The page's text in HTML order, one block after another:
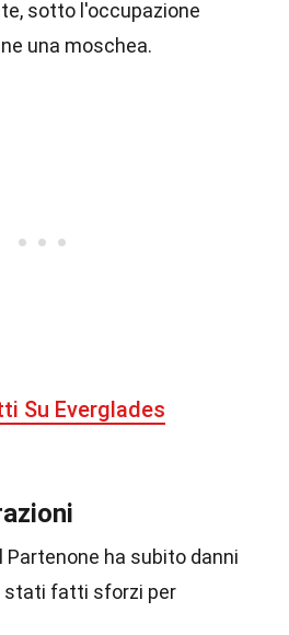
sotto l'occupazione
una moschea.
Su Everglades
Partenone ha subito danni
stati fatti sforzi per